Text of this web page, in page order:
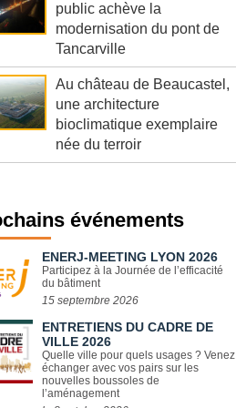
public achève la
modernisation du pont de
Tancarville
Au château de Beaucastel,
une architecture
bioclimatique exemplaire
née du terroir
événements
ENERJ-MEETING LYON 2026
Participez à la Journée de l’efficacité
du bâtiment
15 septembre 2026
ENTRETIENS DU CADRE DE
VILLE 2026
Quelle ville pour quels usages ? Venez
échanger avec vos pairs sur les
nouvelles boussoles de
l’aménagement